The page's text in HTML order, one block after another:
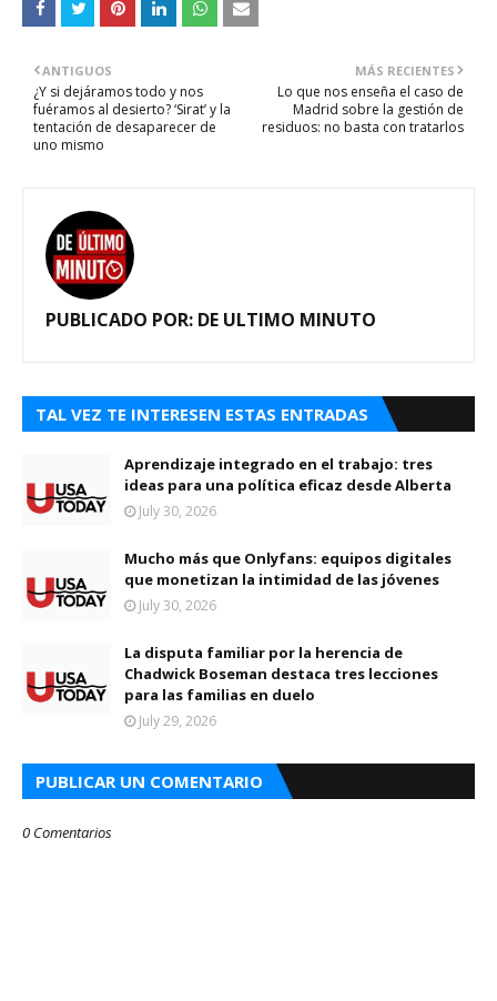
MÁS RECIENTES
Lo que nos enseña el caso de
Madrid sobre la gestión de
residuos: no basta con tratarlos
ANTIGUOS
¿Y si dejáramos todo y nos
fuéramos al desierto? ‘Sirat’ y la
tentación de desaparecer de
uno mismo
PUBLICADO POR: DE ULTIMO MINUTO
TAL VEZ TE INTERESEN ESTAS ENTRADAS
Aprendizaje integrado en el trabajo: tres
ideas para una política eficaz desde Alberta
July 30, 2026
Mucho más que Onlyfans: equipos digitales
que monetizan la intimidad de las jóvenes
July 30, 2026
La disputa familiar por la herencia de
Chadwick Boseman destaca tres lecciones
para las familias en duelo
July 29, 2026
PUBLICAR UN COMENTARIO
0 Comentarios